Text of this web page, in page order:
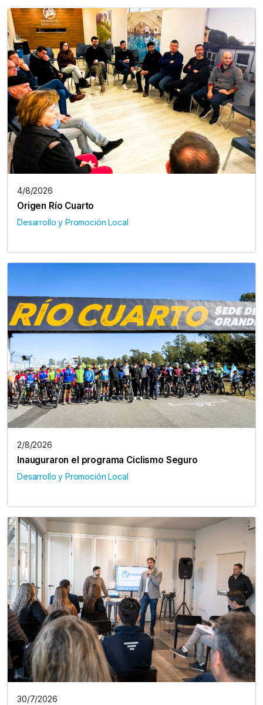
4/8/2026
Origen Río Cuarto
Desarrollo y Promoción Local
2/8/2026
Inauguraron el programa Ciclismo Seguro
Desarrollo y Promoción Local
30/7/2026